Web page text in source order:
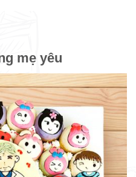
mẹ yêu